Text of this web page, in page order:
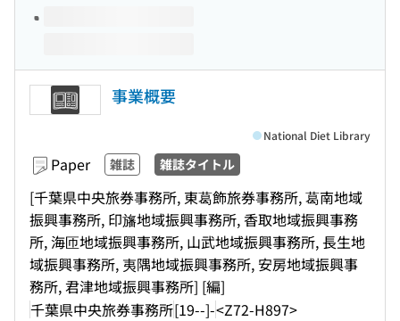
事業概要
Paper 雑誌 雑誌タイトル
[千葉県中央旅券事務所, 東葛飾旅券事務所, 葛南地域
振興事務所, 印旛地域振興事務所, 香取地域振興事務
所, 海匝地域振興事務所, 山武地域振興事務所, 長生地
域振興事務所, 夷隅地域振興事務所, 安房地域振興事
務所, 君津地域振興事務所] [編]
千葉県中央旅券事務所[19--]-<Z72-H897>
National Diet Library